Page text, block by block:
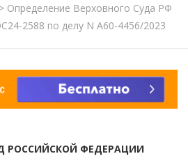
>Определение Верховного Суда РФ
2588 по делу N А60-4456/2023
РОССИЙСКОЙ ФЕДЕРАЦИИ